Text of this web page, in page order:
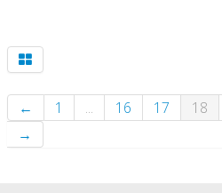
← 1 ... 16 17 18
→